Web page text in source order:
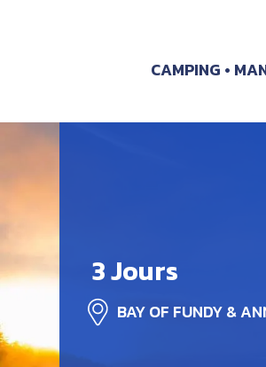
CAMPING
3 Jours
BAY OF FUNDY &